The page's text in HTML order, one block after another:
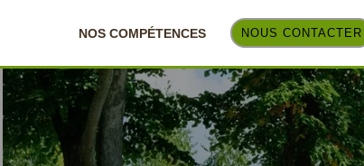
NOS COMPÉTENCES NOUS CONTACTER